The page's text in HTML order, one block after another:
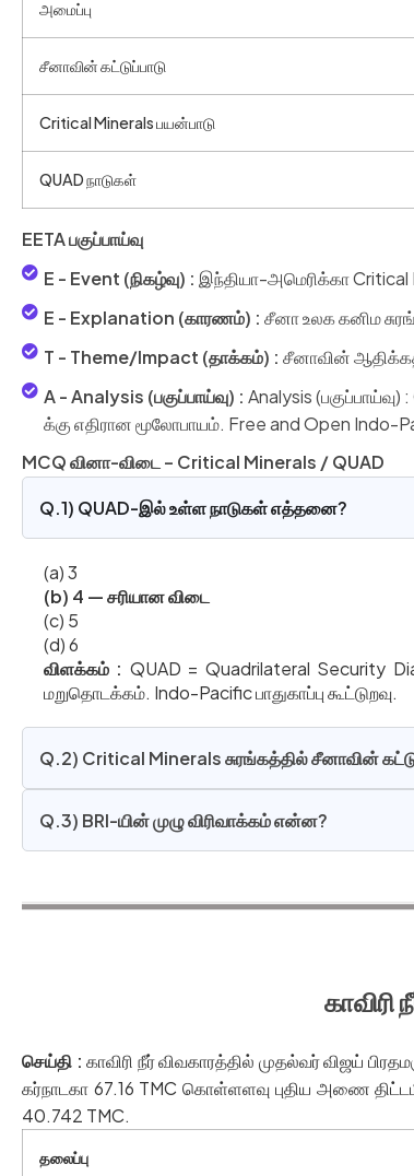
அமைப்பு
சீனாவின் கட்டுப்பாடு
Critical Minerals பயன்பாடு
QUAD நாடுகள்
EETA பகுப்பாய்வு
E - Event (நிகழ்வு) : இந்தியா-அமெரிக்கா Critical
E - Explanation (காரணம்) : சீனா உலக கனிம
T - Theme/Impact (தாக்கம்) : சீனாவின்
A - Analysis (பகுப்பாய்வு) : Analysis
க்கு எதிரான மூலோபாயம். Free and Open
MCQ வினா-விடை – Critical Minerals / QUAD
Q.1) QUAD-இல் உள்ள நாடுகள் எத்தனை?
(a) 3
(b) 4 —சரியானவிடை
(c) 5
(d) 6
விளக்கம் : QUAD = Quadrilateral Security
மறுதொடக்கம். Indo-Pacific பாதுகாப்பு கூட்டுறவு.
Q.2) Critical Minerals சுரங்கத்தில் சீனாவின்
Q.3) BRI-யின் முழு விரிவாக்கம் என்ன?
செய்தி :காவிரி நீர் விவகாரத்தில் முதல்வர் விஜய்
கர்நாடகா 67.16 TMC கொள்ளளவு புதிய அணை
40.742 TMC.
தலைப்பு